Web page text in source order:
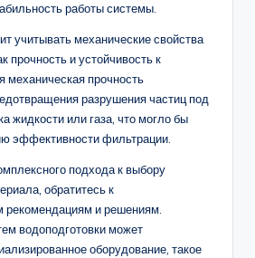
работы системы.
учитывать механические свойства
прочность и устойчивость к
механическая прочность
разрушения частиц под
жидкости или газа, что могло бы
эффективности фильтрации.
подхода к выбору
обратитесь к
и решениям.
водоподготовки может
оборудование, такое